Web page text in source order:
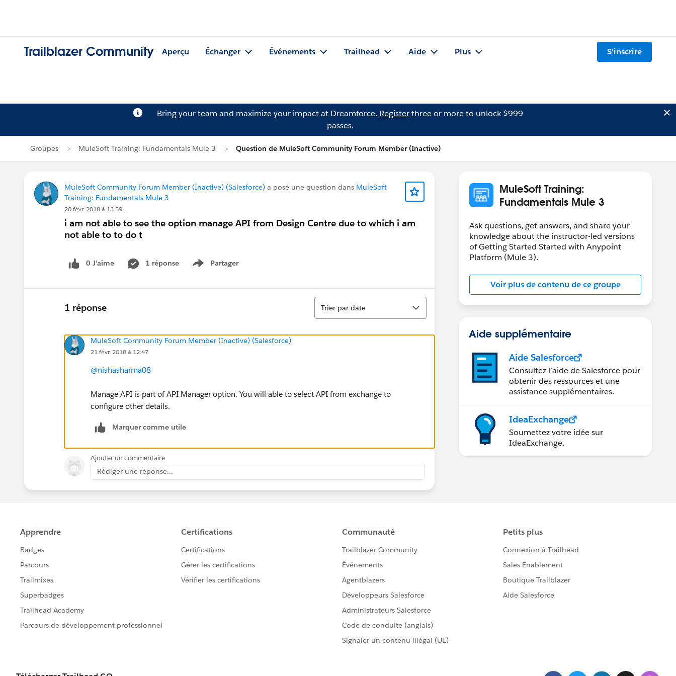
Trailblazer Community Aperçu Échanger Événements Trailhead Aide Plus S'inscrire
Bring your team and maximize your impact at Dreamforce. Registerthree or more to unlock $999
passes.
Groupes MuleSoft Training: Fundamentals Mule 3 Question de MuleSoft Community Forum Member (Inactive)
MuleSoft Community Forum Member (Inactive) (Salesforce) a posé une question dans MuleSoft
Training: Fundamentals Mule 3
20 févr. 2018 à 13:59
i am not able to see the option manage API from Design Centre due to which i am
not able to to do t
0 J’aime 1 réponse Partager
Show menu
1 réponse
Tri
Trier par date
MuleSoft Community Forum Member (Inactive) (Salesforce)
21 févr. 2018 à 12:47
@nishasharma08
Manage API is part of API Manager option. You will able to select API from exchange to
configure other details.
Marquer comme utile
Ajouter un commentaire
Rédiger une réponse...
MuleSoft Training:
Fundamentals Mule 3
Ask questions, get answers, and share your
knowledge about the instructor-led versions
of Getting Started Started with Anypoint
Platform (Mule 3).
Voir plus de contenu de ce groupe
Aide supplémentaire
Aide Salesforce
Consultez l’aide de Salesforce pour
obtenir des ressources et une
assistance supplémentaires.
IdeaExchange
Soumettez votre idée sur
IdeaExchange.